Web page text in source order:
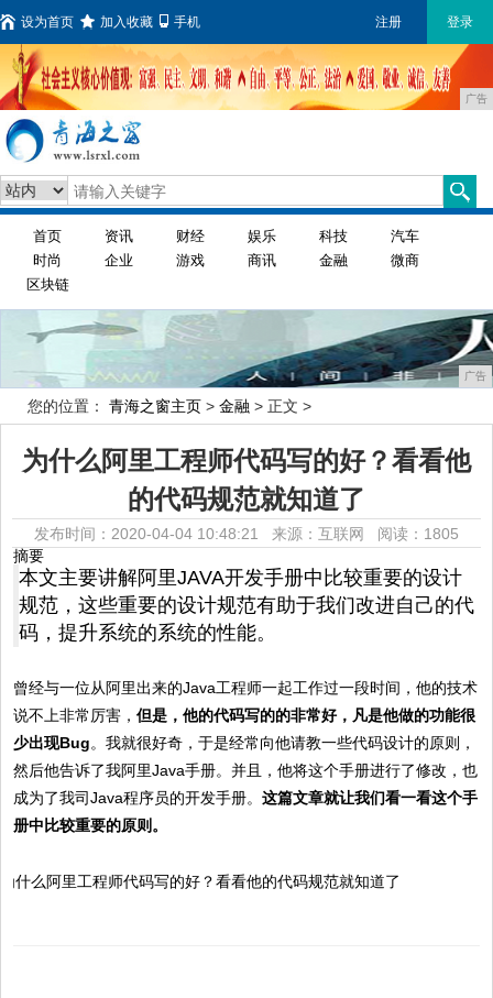
设为首页 加入收藏 手机 注册 登录
广告
首页 资讯 财经 娱乐 科技
汽车
时尚
企业 游戏 商讯 金融
微商
区块链
广告
您的位置： 青海之窗主页 > 金融 > 正文 >
为什么阿里工程师代码写的好？看看他
的代码规范就知道了
发布时间：2020-04-04 10:48:21 来源：互联网 阅读：1805
摘要
本文主要讲解阿里JAVA开发手册中比较重要的设计
规范，这些重要的设计规范有助于我们改进自己的代
码，提升系统的系统的性能。
曾经与一位从阿里出来的Java工程师一起工作过一段时间，他的技术
说不上非常厉害，但是，他的代码写的的非常好，凡是他做的功能很
少出现Bug。我就很好奇，于是经常向他请教一些代码设计的原则，
然后他告诉了我阿里Java手册。并且，他将这个手册进行了修改，也
成为了我司Java程序员的开发手册。这篇文章就让我们看一看这个手
册中比较重要的原则。